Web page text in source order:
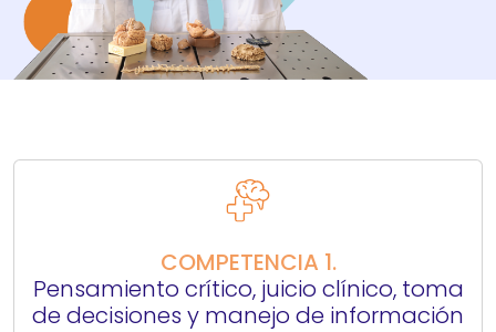
COMPETENCIA 1.
Pensamiento crítico, juicio clínico, toma
de decisiones y manejo de información